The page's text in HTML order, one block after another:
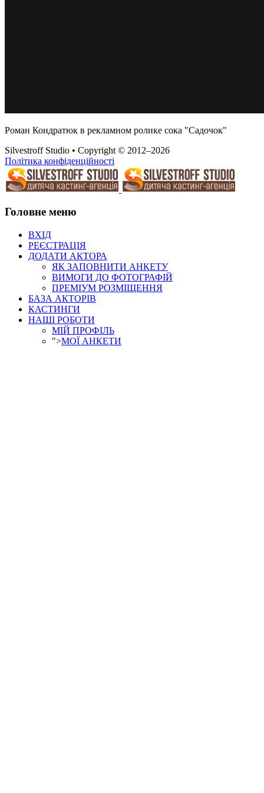
Роман Кондратюк в рекламном ролике сока "Садочок"
Silvestroff Studio • Copyright © 2012–2026
Політика конфіденційності
Головне меню
ВХІД
РЕЄСТРАЦІЯ
ДОДАТИ АКТОРА
ЯК ЗАПОВНИТИ АНКЕТУ
ВИМОГИ ДО ФОТОГРАФІЙ
ПРЕМІУМ РОЗМІЩЕННЯ
БАЗА АКТОРІВ
КАСТИНГИ
НАШІ РОБОТИ
МІЙ ПРОФІЛЬ
">МОЇ АНКЕТИ